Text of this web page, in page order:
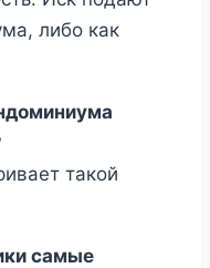
либо как
такой
самые